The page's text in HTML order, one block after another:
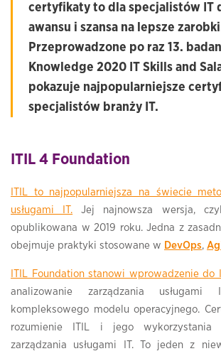
certyfikaty to dla specjalistów IT
awansu i szansa na lepsze
Przeprowadzone po raz 13.
Knowledge 2020 IT Skills and
pokazuje najpopularniejsze
specjalistów branży IT.
ITIL 4 Foundation
ITIL to najpopularniejsza na świecie
usługami IT. Jej najnowsza wersja,
opublikowana w 2019 roku. Jedna z
obejmuje praktyki stosowane w DevOps,
ITIL Foundation stanowi wprowadzenie do
analizowanie zarządzania
kompleksowego modelu operacyjnego.
rozumienie ITIL i jego wykorzystania
zarządzania usługami IT. To jeden z